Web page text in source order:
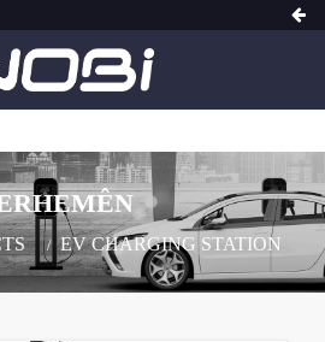
EV CHARGING STATION